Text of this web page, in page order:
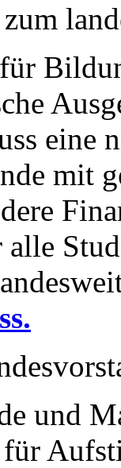
eine
mit
alle
und